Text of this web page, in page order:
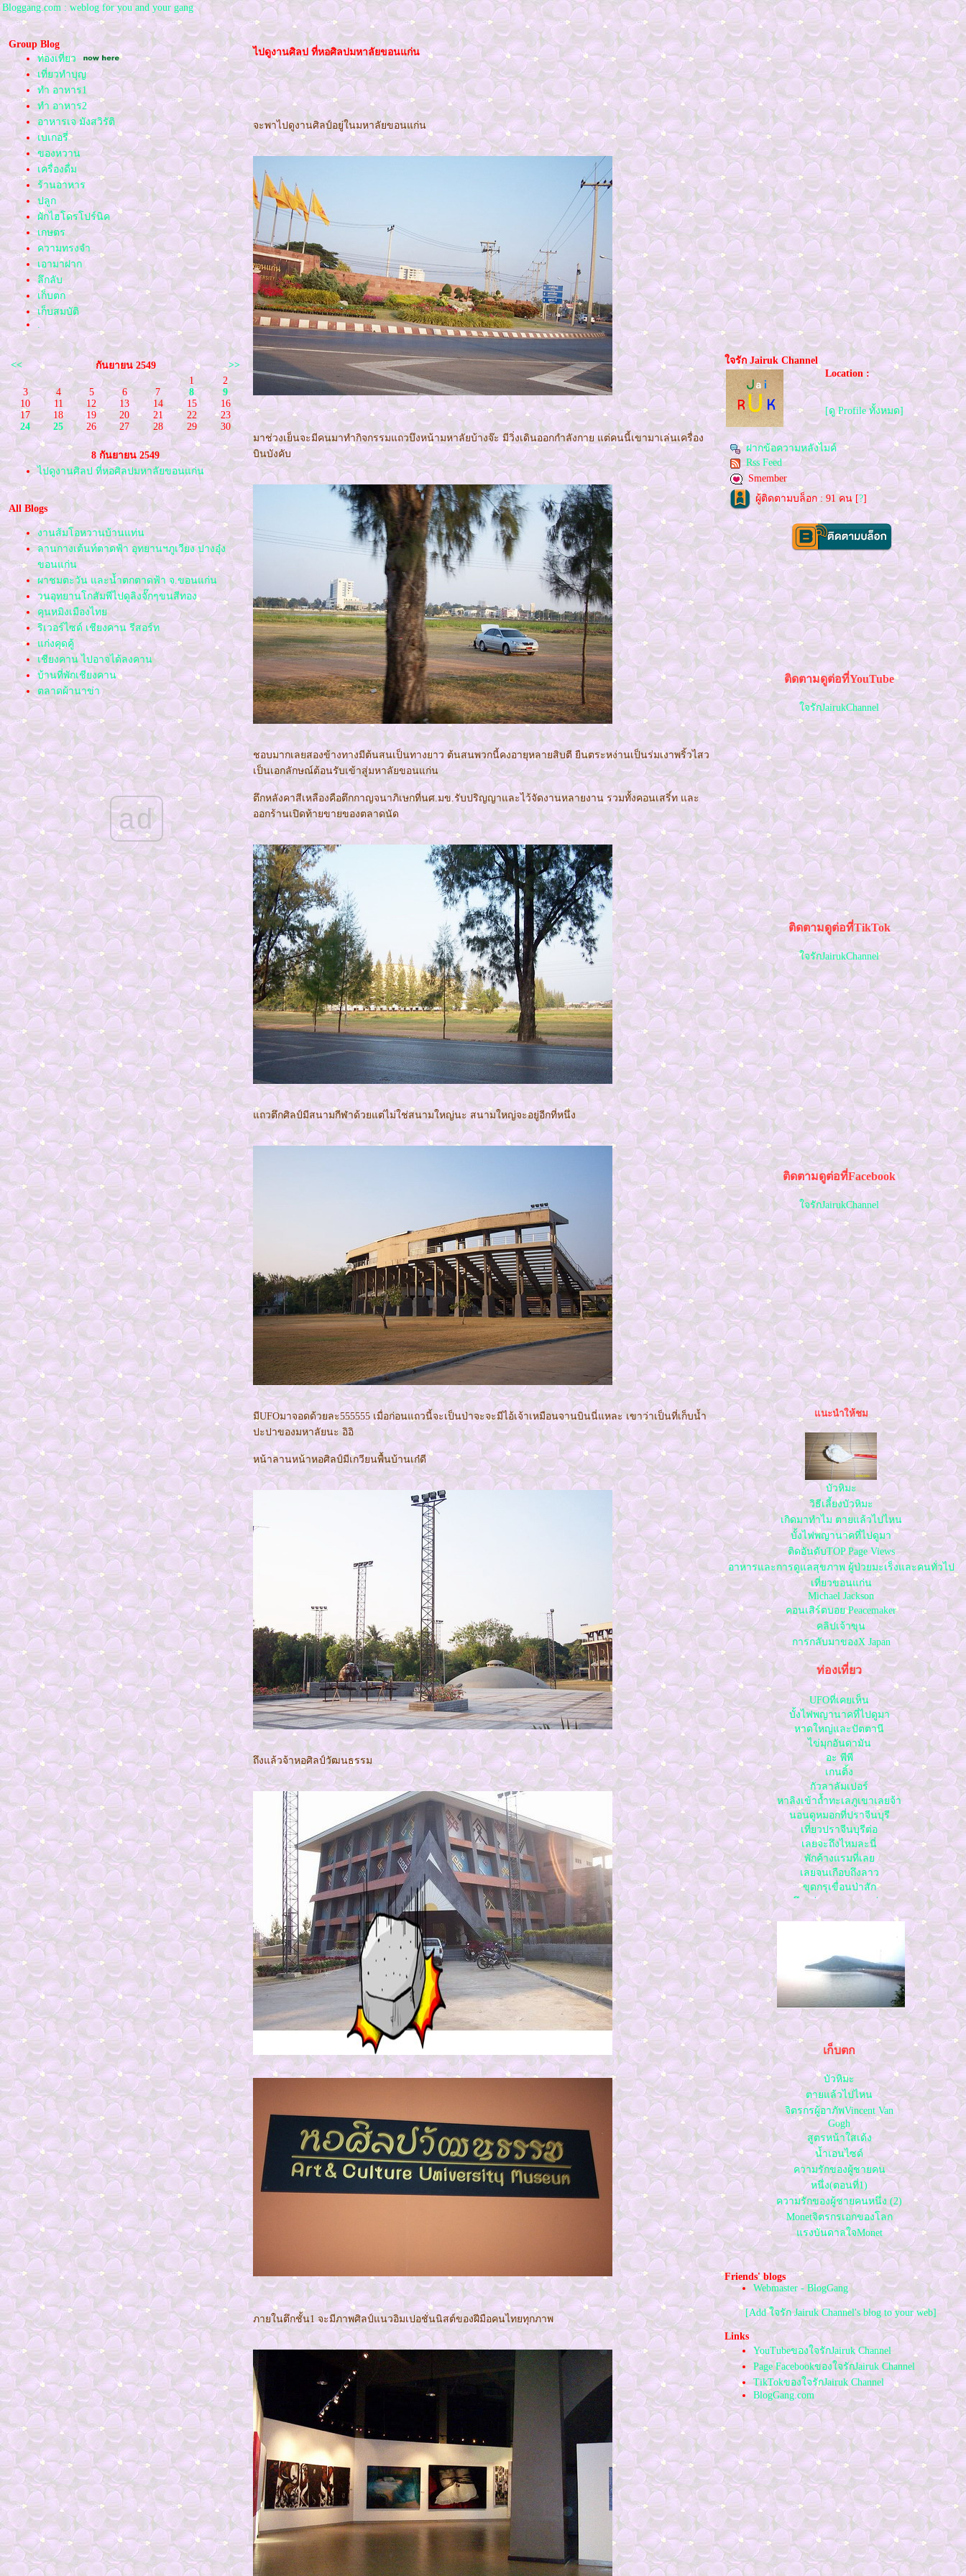
Bloggang.com : weblog for you and your gang
Group Blog
ท่องเที่ยว
เที่ยวทำบุญ
ทำ อาหาร1
ทำ อาหาร2
อาหารเจ มังสวิรัติ
เบเกอรี่
ของหวาน
เครื่องดื่ม
ร้านอาหาร
ปลูก
ผักไฮโดรโปร์นิค
เกษตร
ความทรงจำ
เอามาฝาก
ลึกลับ
เก็บตก
เก็บสมบัติ
.
<< กันยายน 2549
>>
1
2
3
4 5 6 7 8
9
10
11 12 13 14 15
16
17
18 19 20 21 22
23
24
25 26 27 28 29 30
8 กันยายน 2549
ไปดูงานศิลป ที่หอศิลปมหาลัยขอนแก่น
All Blogs
งานส้มโอหวานบ้านแท่น
ลานกางเต้นท์ตาดฟ้า อุทยานฯภูเวียง ปางอุ๋ง
ขอนแก่น
ผาชมตะวัน และน้ำตกตาดฟ้า จ.ขอนแก่น
วนอุทยานโกสัมพีไปดูลิงจั๊กๆขนสีทอง
คุนหมิงเมืองไท
ริเวอร์ไซด์ เชียงคาน รีสอร์ท
ก่งคุดคู้
เชียงคาน ไปอาจได้ลงคาน
บ้านที่พักเชียงคาน
ตลาดผ้านาข่า
อุทยาน น้ำตกตาดโตน
ทุ่งดอกกระเจียว ผาสุดแผ่นดิน ป่าหินงาม
ทะเลบัวแดง ท่าเรือ แชแล จ.อุดร
ท่องโลกไดโนเสาร์ พิพิธภัณฑ์สิรินธร
พิพิธภัณฑ์หุ่นขี้ผึ้งไท
ล่องแพกาญจนบุรี
สะพานรถไฟข้ามแม่น้ำแคว
บ้านบ่อรีสอร์ท
พิพิธภัณฑ์ลูกหลานพันธุ์มังกร
ไปดูผีตาโขน ด่านซ้าย เล
ตลาดอู้ฟู่
สงกรานต์ ถนนข้าวเหนียวปี 58
ทะเลบัวแดง Red Lotus Sea
ปฏิมากรรมอียิปต์ ที่ขอนแก่น
หนังพาไป ประเทศอินเดี
ดูดอกทิวลิป งานมหัศจรรย์พรรณไม้นานาชาติ
ปี2557
รายการ วาบิซาบิ
CHIBA กับ ฮิโระ
สุโก้ย ไปญี่ปุ่นกับฮิโระ
งานเกษตร ปี2557
สวนเรืองแสง
งานพรรณไม้นานาชาติ ที่ขอนแก่น
ตลาดต้นตาล ขอนแกน
พื้นที่ชีวิต... ไปภูเขาเอเวอร์เรสต์
คลิป โลกสามมิติ เมืองไทย 3D
Hearing the Sunshine ดั่งภาพยนตร์เที่ยวเมืองไท
เที่ยวไปกับ"หนังพาไป"
เกาะปันหยี Make THE Difference
งานต้อนรับปีใหม่
ปีใหม่1วัน 4 จังหวัด ขอนแก่น ชัยภูมิ
หนองบัวลำภู อุดร
บางแสน2 at Khon Kaen
ไปมาแล้วเซ็นทรัล ขอนแก่น
อุทยานมัจฉาโขงกุดหวาย จ.มหาสารคาม
บ่อน้ำศักดิ์สิทธิ์ และกู่สันตรัตน์ จ.สารคาม
ปั่นจักรยานรอบโลก
ลุง 500 ขี่มอเตอร์ไซต์ลุยเดี่ยวเที่ยวทั่วไทย(คลิป)
คุณป้าวัย 70 ปีเที่ยววนอุทยานคนเดียวเกือบทั่ว
ไทย(คลิป)
รงแรม BANGKOK INTER PLACE
เดินรอบ"บึงแก่นนคร"(ครึ่งหลัง)2
ชวนเดินรอบ"บึงแก่นนคร" ขอนแก่น1
สวนดอกคูณ...ในวันนี้
ทำบุญ ถวายพระวันเข้าพรรษา
หมู่บ้านชนเผ่า 11 (จบ)
น้ำตกตาดผาส้วม 10
น้ำตกตาดเยือง 9
น้ำตกตาดฟานและไร่ชา 8
รงแรมจำปาสักพาเลซ 7
เกาะดอนเด็ด ดอนคอน น้ำตกลี่ผี 6
น้ำตกคอนพะเพ็ง ไนแองการ่าแห่งเอเชีย 5
คอนพะเพ็ง รีสอร์ท4
ปราสาทวัดภู มรดกโลก 3.2
ปราสาทวัดภู มรดกโลก 3.1
เดินทางไปลาวใต้ 2
ไปอุบล เพื่อไปลาวใต้1
นิวซีแลนด์
พลุวันพ่อ
วันพ่อ...ที่ศาลเจ้าพ่อหลักเมือง
ชอปปิ้ง งานเอ็กโปร์ปี2550
พ.ศ พอเพียง
ตักบาตร
งานเทศกาลท่องเที่ยวภาคใต้ เพื่อดริ๊ง"ชาชัก"
ระยอง ทะเลตอนเช้า 4
ระยอง3
ไปชอปปิ้ง ลาว(เลย-ท่าลี่-ลาว)
วัดหลวงพ่อโตใหญ่ที่สุดในโลก โคราช1
ที่พักปากช่อง โคราช2
ครงการครูบ้านนอก
10 วัดดอยสุเทพ ทุ่งสแลงหลวง
8 สวนโลกราชพฤกษ์ เชียงใหม่
9 วัดเจดีย์7ยอด วัดเจดีย์หลวง เชียงใหม่
6 ดอยแม่สลอง
5 เวียงแก่น ภูชี้ฟ้า
7 อุทยานแห่งชาติขุนแจ
4 มหาลัยแม่ฟ้าหลวง น้ำตกก้างปลา เชียงรา
3 น้ำพุร้อน วัดร่องขุ่น
2 พระพุทธชินราช พระธาตุลำปางหลวง
1 น้ำหนาว เขาค้อ เพรชบูรณ์
ทะเลหมอก ภูพานน้อย หนองบัวลำภู
พ อ่างเก็บน้ำห้วยไร่ หนองบัวลำภู
เขื่อนอุบลรัตน์ ขอนแก่น
งานExpro
ปล่อยปลา ที่วัดท่าสองคอน ขอนแก่น
ไปดูงานศิลป ที่หอศิลปมหาลัยขอนแก่น
ล่องเรือเจ้าพระยา
น้ำผุดทับลาว ชัยภูมิ
ตัวเมืองขอนแก่น
ชอปปิ้งที่หนองคา
วังน้ำเขียว โคราช
บ้านปราสาทโคราช
ทะเลน้ำจืด..หาดวังโก ขอนแก่น
รถไฟใต้ดิน....ไท
รถไฟลอยฟ้า..ฟ้า..ฟ้า..ไท
ลาว *วัดศรีเมือง ตลาดเช้า ตลาดจีน*2
ปิดทริปเที่ยวลาว3
ลาว เวียงจันทร์*วัดพระธาตุหลวง ประตูชัย หอ
พระแก้ว*1
พภูคิ้ง เขาเขียว จ.ชัยภูมิ
เดินทางไป..ลพบุรี
ขอนแก่น บึงแก่นนคร
ขุดกรุ..เขื่อนป่าสัก
เลย ลีลาวดีรีสอร์ท+พระธาติศรีสองรัก
เลย มณีนพรัตน์+ผาธารรีสอร์ท
เลย ล่องแพที่แม่น้ำหมาน(อ่างเก็บน้ำห้ว
กระทิง)
ปราจีนบุรี สวนนงนุช+บ้านบุไทร
ปราจีนบุรี ผางาม+ทะเลหมอกเมืองในหมอก
วัดถ้ำหมากฮ้อ จ.เล
มาเลเซีย..กัวลาลัมเปอร์
มาเลเซีย..เกนติ้ง
เกาะพีพี
ภูเก็ต ไข่มุกอันดามัน
หาดใหญ่-ปัตตานี
บั้งไฟพณานาคที่ไปดูมา
ad
ไปดูงานศิลป ที่หอศิลปมหาลัยขอนแก่น
จะพาไปดูงานศิลป์อยู่ในมหาลัยขอนแก่น
มาช่วงเย็นจะมีคนมาทำกิจกรรมแถวบึงหน้ามหาลัยบ้างจ๊ะ มีวิ่งเดินออกกำลังกาย แต่คนนี้เขามาเล่นเครื่อง
บินบังคับ
ชอบมากเลยสองข้างทางมีต้นสนเป็นทางยาว ต้นสนพวกนี้คงอายุหลายสิบตี ยืนตระหง่านเป็นร่มเงาพริ้วไสว
เป็นเอกลักษณ์ต้อนรับเข้าสู่มหาลัยขอนแก่น
ตึกหลังคาสีเหลืองคือตึกกาญจนาภิเษกที่นศ.มข.รับปริญญาและไว้จัดงานหลายงาน รวมทั้งคอนเสริ์ท และ
ออกร้านเปิดท้ายขายของตลาดนัด
ถวตึกศิลป์มีสนามกีฬาด้วยแต่ไม่ใช่สนามใหญ่นะ สนามใหญ่จะอยู่อีกที่หนึ่ง
มีUFOมาจอดด้วยละ555555 เมื่อก่อนแถวนี้จะเป็นป่าจะจะมีไอ้เจ้าเหมือนจานบินนี่แหละ เขาว่าเป็นที่เก็บน้ำ
ปะปาของมหาลัยนะ อิอิ
หน้าลานหน้าหอศิลป์มีเกวียนพื้นบ้านเก๋ดี
ถึงแล้วจ้าหอศิลป์วัฒนธรรม
ภายในตึกชั้น1 จะมีภาพศิลป์แนวอิมเปอชั่นนิสต์ของฝีมือคนไทยทุกภาพ
จรัก Jairuk Channel
Location :
[ดู Profile ทั้งหมด]
ฝากข้อความหลังไมค์
Rss Feed
Smember
ผู้ติดตามบล็อก : 91 คน [?]
ติดตามดูต่อที่YouTube
จรักJairukChannel
ติดตามดูต่อที่TikTok
จรักJairukChannel
ติดตามดูต่อที่Facebook
จรักJairukChannel
นะนำให้ชม
บัวหิมะ
วิธีเลี้ยงบัวหิมะ
เกิดมาทำไม ตายแล้วไปไหน
บั้งไฟพญานาคที่ไปดูมา
ติดอันดับTOP Page Views
อาหารและการดูแลสุขภาพ ผู้ป่วยมะเร็งและคนทั่วไป
เที่ยวขอนแก่น
Michael Jackson
คอนเสิร์ตบอย Peacemaker
คลิปเจ้าขุน
การกลับมาของX Japan
ท่องเที่ยว
UFOที่เคยเห็น
บั้งไฟพญานาคที่ไปดูมา
หาดใหญ่และปัตตานี
ไข่มุกอันดามัน
อะ พีพี
เกนติ้ง
กัวลาลัมเปอร์
หาลิงเข้าถ้ำทะเลภูเขาเลยจ้า
นอนดูหมอกที่ปราจีนบุรี
เที่ยวปราจีนบุรีต่อ
เลยจะถึงไหมละนี่
พักค้างแรมที่เล
เลยจนเกือบถึงลาว
ขุดกรุเขื่อนป่าสัก
บึงแก่นนคร ขอนแก่น
พระธาตุขามแก่น
ลาว เวียงจันทร์
ลาว2
ปิดทริปเที่ยวลาว
ล่องเรือเจ้าพระยา
รถไฟลอยฟ้า ฟ้า ไท
รถไฟใต้ดินไท
ทะเลน้ำจืดหาดวังโกขอนแก่น
บ้านปราสาทโคราช
วังน้ำเขียวโคราช
ชอปปิ้งหนองคา
ตัวเมืองขอนแก่น
น้ำผุดทับลาว ชัยภูมิ
สนามหลวง2
ไปดูงานศิลป
สายน้ำกับปลาที่ไปปล่อ
งานExpro
เขื่อนอุบลรัตน์
เที่ยวป่าวัดพรไพรวัลย์
ล่องแพอ่างเก็บน้ำห้วยไร่
ทะเลหมอกภูพานน้อ
วัดเจดีย์ชัยมงคล
ครั้งหนึ่งที่เคยโบกรถ
น้ำหนาว,เพชรบูรณ์
พระพุทธชินราช,พระธาตุ
ลำปางหลวง
น้ำพุร้อน,วัดร่องขุ่น
มหาลัยแม่ฟ้าหลวง,น้ำตกก้าง
ปลา
เวียงแก่น,ภูชี้ฟ้า
ดอยแม่สลอง
อุทยานฯขุนแจ
สวนโลกราชพฤกษ์
วัดเจดีย์7ยอด,วัดเจดีย์หลวง
ดอยสุเทพ,ทุ่งสแลงหลวง
ครงการครูบ้านนอก
วัดหลวงพ่อโตใหญ่ที่สุดในโลก
ที่พักปากช่อง
เลย-ลาว-ท่าลี่
ถึงระยองแล้วจ้า
ทะเลตอนเช้า
งานเที่ยวภาคใต้
เก็บตก
บัวหิมะ
ตายแล้วไปไหน
จิตรกรผู้อาภัพVincent Van
Gogh
สูตรหน้าใสเด้ง
น้ำเอนไซด์
ความรักของผู้ชายคน
หนึ่ง(ตอนที่1)
ความรักของผู้ชายคนหนึ่ง (2)
Monetจิตรกรเอกของโลก
รงบันดาลใจMonet
Friends' blogs
Webmaster - BlogGang
[Add ใจรัก Jairuk Channel's blog to your web]
Links
YouTubeของใจรักJairuk Channel
Page FacebookของใจรักJairuk Channel
TikTokของใจรักJairuk Channel
BlogGang.com